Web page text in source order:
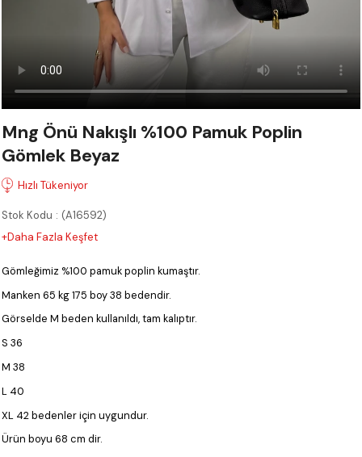
Mng Önü Nakışlı %100 Pamuk Poplin
Gömlek Beyaz
Stok Kodu
(A16592)
+Daha Fazla Keşfet
Gömleğimiz %100 pamuk poplin kumaştır.
Manken 65 kg 175 boy 38 bedendir.
Görselde M beden kullanıldı, tam kalıptır.
S 36
M 38
L 40
XL 42 bedenler için uygundur.
Ürün boyu 68 cm dir.